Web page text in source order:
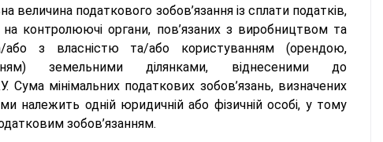
величина податкового зобов’язання із сплати податків,
контролюючі органи, пов’язаних з виробництвом та
або з власністю та/або користуванням (орендою,
земельними ділянками, віднесеними до
Сума мінімальних податкових зобов’язань, визначених
належить одній юридичній або фізичній особі, у тому
зобов’язанням.